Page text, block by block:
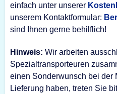
einfach unter unserer
unserem Kontaktformular:
sind Ihnen gerne behilflich!
Hinweis: Wir arbeiten
Spezialtransporteuren
einen Sonderwunsch bei der
Lieferung haben, treten Sie